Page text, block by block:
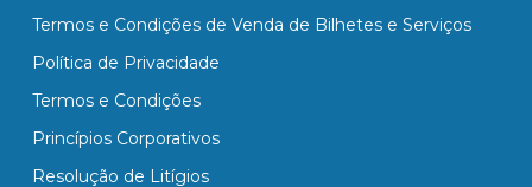
Termos e Condições de Venda de Bilhetes e Serviços
Política de Privacidade
Termos e Condições
Princípios Corporativos
Resolução de Litígios